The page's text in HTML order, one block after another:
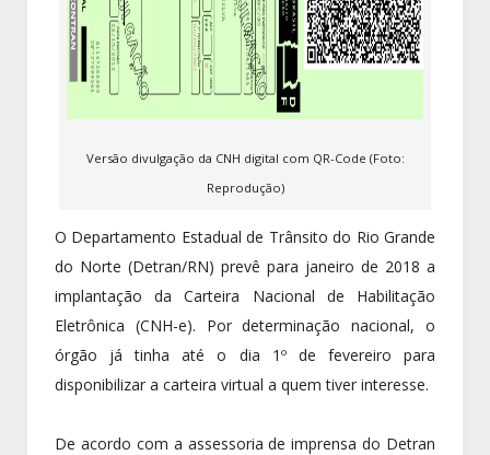
Versão divulgação da CNH digital com QR-Code (Foto:
Reprodução)
O Departamento Estadual de Trânsito do Rio Grande
do Norte (Detran/RN) prevê para janeiro de 2018 a
implantação da Carteira Nacional de Habilitação
Eletrônica (CNH-e). Por determinação nacional, o
órgão já tinha até o dia 1º de fevereiro para
disponibilizar a carteira virtual a quem tiver interesse.
De acordo com a assessoria de imprensa do Detran